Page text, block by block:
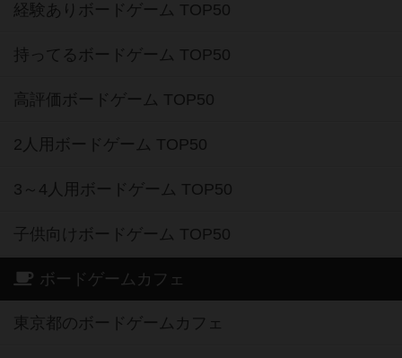
経験ありボードゲーム TOP50
持ってるボードゲーム TOP50
高評価ボードゲーム TOP50
2人用ボードゲーム TOP50
3～4人用ボードゲーム TOP50
子供向けボードゲーム TOP50
ボードゲームカフェ
東京都のボードゲームカフェ